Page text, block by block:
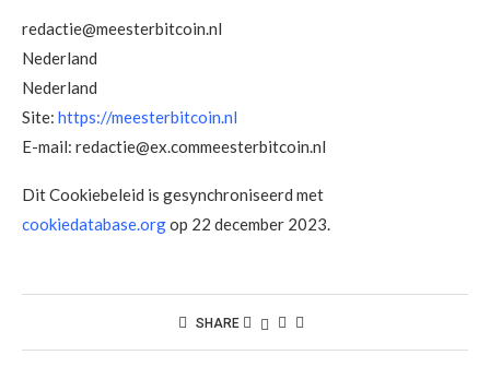
redactie@meesterbitcoin.nl
Nederland
Nederland
Site: https://meesterbitcoin.nl
E-mail: redactie@ex.commeesterbitcoin.nl
Dit Cookiebeleid is gesynchroniseerd met
cookiedatabase.orgop 22 december 2023.
SHARE